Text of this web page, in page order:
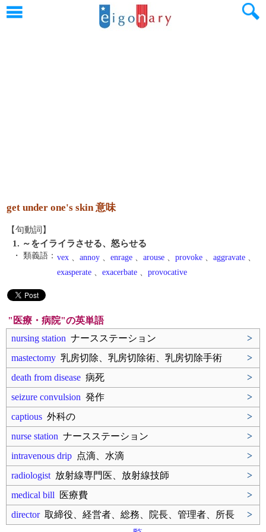
get under one's skin 意味
【句動詞】
1. ～をイライラさせる、怒らせる
・ 類義語： vex 、 annoy 、 enrage 、 arouse 、 provoke 、 aggravate 、
exasperate 、 exacerbate 、 provocative
"医療・病院"の英単語
nursing station ナースステーション
>
mastectomy 乳房切除、乳房切除術、乳房切除手術
>
death from disease 病死
>
seizure convulsion 発作
>
captious 外科の
>
nurse station ナースステーション
>
intravenous drip 点滴、水滴
>
radiologist 放射線専門医、放射線技師
>
medical bill 医療費
>
director取締役、経営者、総務、院長、管理者、所長
>